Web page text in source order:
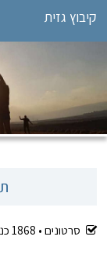
קיבוץ גזית
סרטונים • 1868